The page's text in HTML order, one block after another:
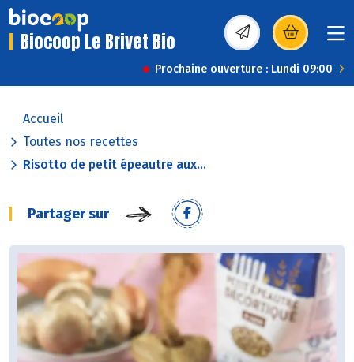
Biocoop Le Brivet Bio (s’ouvre dans une
Prochaine ouverture : Lundi 09:00
Accueil
Toutes nos recettes
Risotto de petit épeautre aux...
Partager sur